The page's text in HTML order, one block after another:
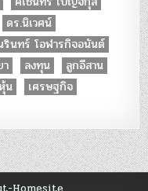
ดร.นิเวศน์
รินทร์ โอฬารกิจอนันต์
ลงทุน
ลูกอีสาน
น
เศรษฐกิจ